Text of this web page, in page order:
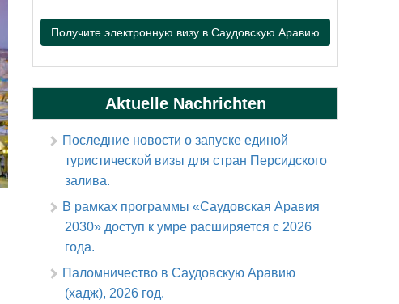
Получите электронную визу в Саудовскую Аравию
Aktuelle Nachrichten
Последние новости о запуске единой
туристической визы для стран Персидского
залива.
В рамках программы «Саудовская Аравия
2030» доступ к умре расширяется с 2026
года.
Паломничество в Саудовскую Аравию
(хадж), 2026 год.